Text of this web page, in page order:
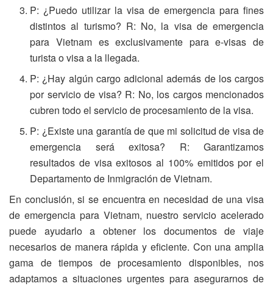
P: ¿Puedo utilizar la visa de emergencia para fines
distintos al turismo? R: No, la visa de emergencia
para Vietnam es exclusivamente para e-visas de
turista o visa a la llegada.
P: ¿Hay algún cargo adicional además de los cargos
por servicio de visa? R: No, los cargos mencionados
cubren todo el servicio de procesamiento de la visa.
P: ¿Existe una garantía de que mi solicitud de visa de
emergencia será exitosa? R: Garantizamos
resultados de visa exitosos al 100% emitidos por el
Departamento de Inmigración de Vietnam.
En conclusión, si se encuentra en necesidad de una visa
de emergencia para Vietnam, nuestro servicio acelerado
puede ayudarlo a obtener los documentos de viaje
necesarios de manera rápida y eficiente. Con una amplia
gama de tiempos de procesamiento disponibles, nos
adaptamos a situaciones urgentes para asegurarnos de